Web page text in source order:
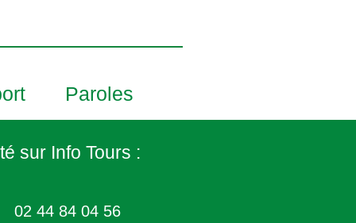
Paroles
sur Info Tours :
02 44 84 04 56